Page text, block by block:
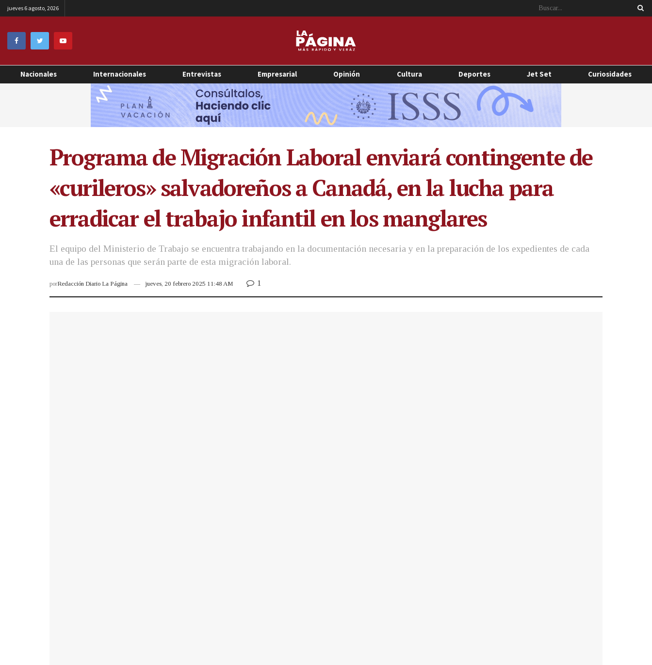
jueves 6 agosto, 2026
Nacionales Internacionales Entrevistas Empresarial Opinión Cultura Deportes Jet Set Curiosidades
Programa de Migración Laboral enviará contingente de
«curileros» salvadoreños a Canadá, en la lucha para
erradicar el trabajo infantil en los manglares
El equipo del Ministerio de Trabajo se encuentra trabajando en la documentación necesaria y en la preparación de los expedientes de cada
una de las personas que serán parte de esta migración laboral.
porRedacción Diario La Página jueves, 20 febrero 2025 11:48 AM 1